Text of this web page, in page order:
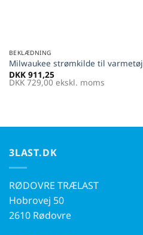
BEKLÆDNING
Milwaukee strømkilde til varmetøj
DKK 911,25
DKK 729,00 ekskl. moms
3LAST.DK
RØDOVRE TRÆLAST
Hobrovej 50
2610 Rødovre